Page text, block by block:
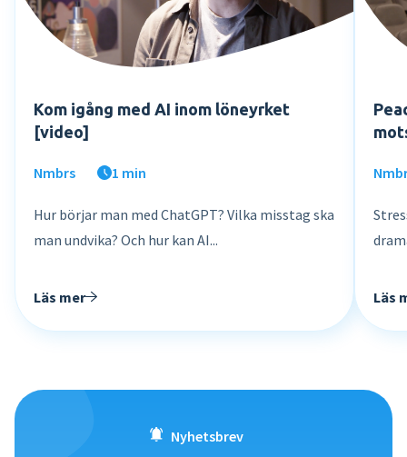
Kom igång med AI inom löneyrket
[video]
Nmbrs 1 min
Hur börjar man med ChatGPT? Vilka misstag ska
man undvika? Och hur kan AI...
Läs mer Läs
Nyhetsbrev